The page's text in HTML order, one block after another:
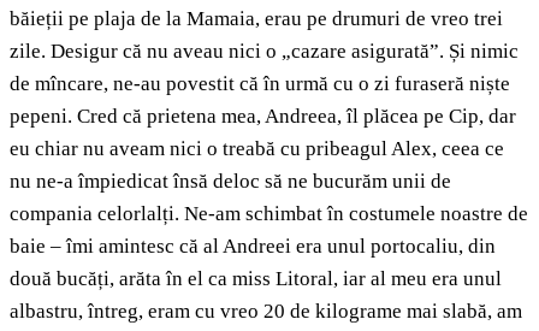
băieții pe plaja de la Mamaia, erau pe drumuri de vreo trei
zile. Desigur că nu aveau nici o „cazare asigurată”. Și nimic
de mîncare, ne-au povestit că în urmă cu o zi furaseră niște
pepeni. Cred că prietena mea, Andreea, îl plăcea pe Cip, dar
eu chiar nu aveam nici o treabă cu pribeagul Alex, ceea ce
nu ne-a împiedicat însă deloc să ne bucurăm unii de
compania celorlalți. Ne-am schimbat în costumele noastre de
baie – îmi amintesc că al Andreei era unul portocaliu, din
două bucăți, arăta în el ca miss Litoral, iar al meu era unul
albastru, întreg, eram cu vreo 20 de kilograme mai slabă, am